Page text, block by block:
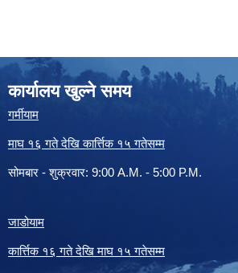
कार्यालय खुल्ने समय
गर्मीयाम
माघ १६ गते देखि कार्त्तिक १५ गतेसम्म
सोमबार - शुक्रवार: 9:00 A.M. - 5:00 P.M.
जाडोयाम
कार्त्तिक १६ गते देखि माघ १५ गतेसम्म